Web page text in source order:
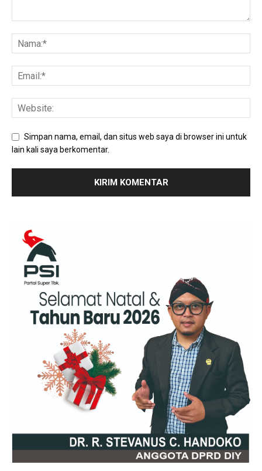
Simpan nama, email, dan situs web saya di browser ini untuk
lain kali saya berkomentar.